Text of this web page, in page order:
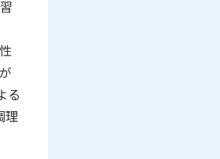
る
理